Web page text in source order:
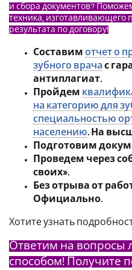
и сбора документов?
техника, изготавливающего
результата по договору!
Составим отчет о
зубного врача с
антиплагиат.
Пройдем
на категорию для
специальностью
населению. На
Подготовим
Проведем через
своих».
Без отрыва от
Официально.
Хотите узнать
Ответим на
способом! Получите